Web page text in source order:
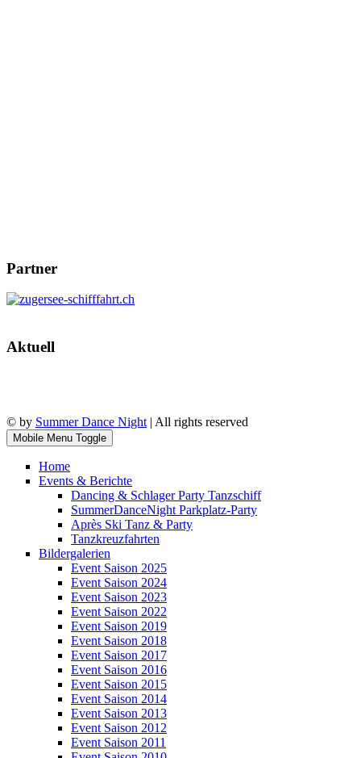
Partner
Aktuell
© by Summer Dance Night | All rights reserved
Mobile Menu Toggle
Home
Events & Berichte
Dancing & Schlager Party Tanzschiff
SummerDanceNight Parkplatz-Party
Après Ski Tanz & Party
Tanzkreuzfahrten
Bildergalerien
Event Saison 2025
Event Saison 2024
Event Saison 2023
Event Saison 2022
Event Saison 2019
Event Saison 2018
Event Saison 2017
Event Saison 2016
Event Saison 2015
Event Saison 2014
Event Saison 2013
Event Saison 2012
Event Saison 2011